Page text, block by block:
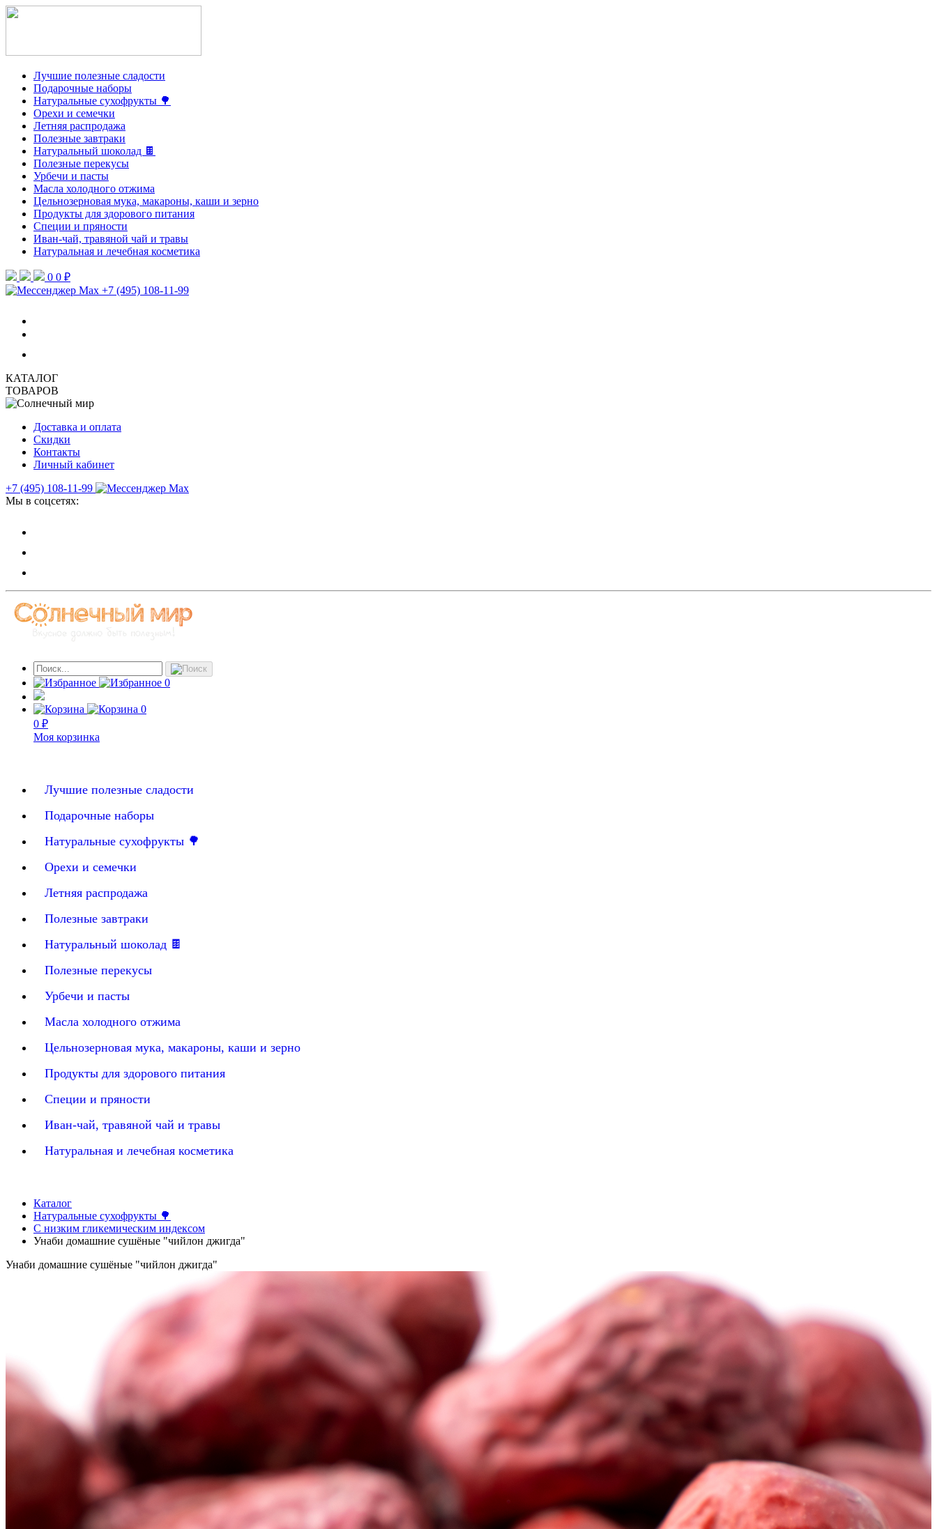
Лучшие полезные сладости
Подарочные наборы
Натуральные сухофрукты 🌳
Орехи и семечки
Летняя распродажа
Полезные завтраки
Натуральный шоколад 🍫
Полезные перекусы
Урбечи и пасты
Масла холодного отжима
Цельнозерновая мука, макароны, каши и зерно
Продукты для здорового питания
Специи и пряности
Иван-чай, травяной чай и травы
Натуральная и лечебная косметика
0 0 ₽
+7 (495) 108-11-99
КАТАЛОГ
ТОВАРОВ
Доставка и оплата
Скидки
Контакты
Личный кабинет
+7 (495) 108-11-99
Мы в соцсетях:
0
0
0 ₽
Моя корзинка
Лучшие полезные сладости
Подарочные наборы
Натуральные сухофрукты 🌳
Орехи и семечки
Летняя распродажа
Полезные завтраки
Натуральный шоколад 🍫
Полезные перекусы
Урбечи и пасты
Масла холодного отжима
Цельнозерновая мука, макароны, каши и зерно
Продукты для здорового питания
Специи и пряности
Иван-чай, травяной чай и травы
Натуральная и лечебная косметика
Каталог
Натуральные сухофрукты 🌳
С низким гликемическим индексом
Унаби домашние сушёные "чийлон джигда"
Унаби домашние сушёные "чийлон джигда"